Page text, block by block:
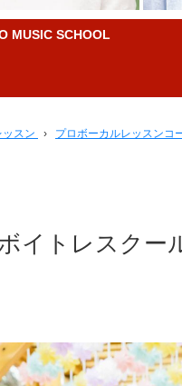
MUSIC SCHOOL
スン › プロボーカルレッスンコ
イトレスクー